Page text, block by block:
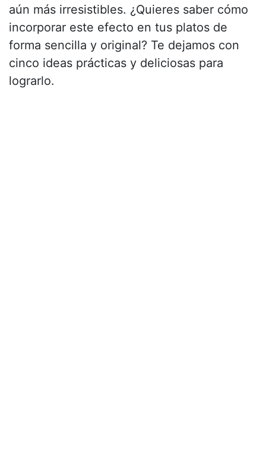
aún más irresistibles. ¿Quieres saber cómo
incorporar este efecto en tus platos de
forma sencilla y original? Te dejamos con
cinco ideas prácticas y deliciosas para
lograrlo.